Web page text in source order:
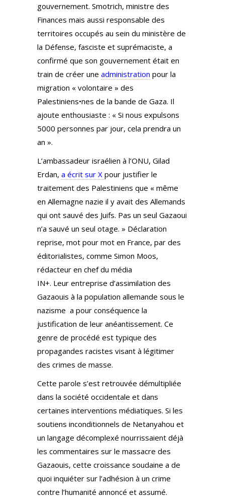
gouvernement. Smotrich, ministre des
Finances mais aussi responsable des
territoires occupés au sein du ministère de
la Défense, fasciste et suprémaciste, a
confirmé que son gouvernement était en
train de créer une administration pour la
migration « volontaire » des
Palestiniens•nes de la bande de Gaza. Il
ajoute enthousiaste : « Si nous expulsons
5000 personnes par jour, cela prendra un
an ».
L’ambassadeur israélien à l’ONU, Gilad
Erdan, a écrit sur X pour justifier le
traitement des Palestiniens que « même
en Allemagne nazie il y avait des Allemands
qui ont sauvé des Juifs. Pas un seul Gazaoui
n’a sauvé un seul otage. » Déclaration
reprise, mot pour mot en France, par des
éditorialistes, comme Simon Moos,
rédacteur en chef du média
IN+. Leur entreprise d’assimilation des
Gazaouis à la population allemande sous le
nazisme a pour conséquence la
justification de leur anéantissement. Ce
genre de procédé est typique des
propagandes racistes visant à légitimer
des crimes de masse.
Cette parole s’est retrouvée démultipliée
dans la société occidentale et dans
certaines interventions médiatiques. Si les
soutiens inconditionnels de Netanyahou et
un langage décomplexé nourrissaient déjà
les commentaires sur le massacre des
Gazaouis, cette croissance soudaine a de
quoi inquiéter sur l’adhésion à un crime
contre l’humanité annoncé et assumé.